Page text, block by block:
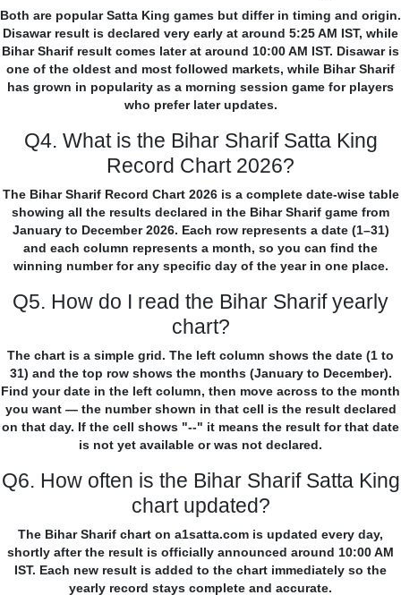
Both are popular Satta King games but differ in timing and origin.
Disawar result is declared very early at around 5:25 AM IST, while
Bihar Sharif result comes later at around 10:00 AM IST. Disawar is
one of the oldest and most followed markets, while Bihar Sharif
has grown in popularity as a morning session game for players
who prefer later updates.
Q4. What is the Bihar Sharif Satta King
Record Chart 2026?
The Bihar Sharif Record Chart 2026 is a complete date-wise table
showing all the results declared in the Bihar Sharif game from
January to December 2026. Each row represents a date (1–31)
and each column represents a month, so you can find the
winning number for any specific day of the year in one place.
Q5. How do I read the Bihar Sharif yearly
chart?
The chart is a simple grid. The left column shows the date (1 to
31) and the top row shows the months (January to December).
Find your date in the left column, then move across to the month
you want — the number shown in that cell is the result declared
on that day. If the cell shows "--" it means the result for that date
is not yet available or was not declared.
Q6. How often is the Bihar Sharif Satta King
chart updated?
The Bihar Sharif chart on a1satta.com is updated every day,
shortly after the result is officially announced around 10:00 AM
IST. Each new result is added to the chart immediately so the
yearly record stays complete and accurate.